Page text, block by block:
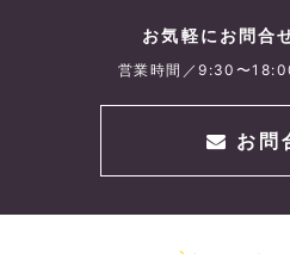
お気軽にお問合
営業時間／9:30〜
お問